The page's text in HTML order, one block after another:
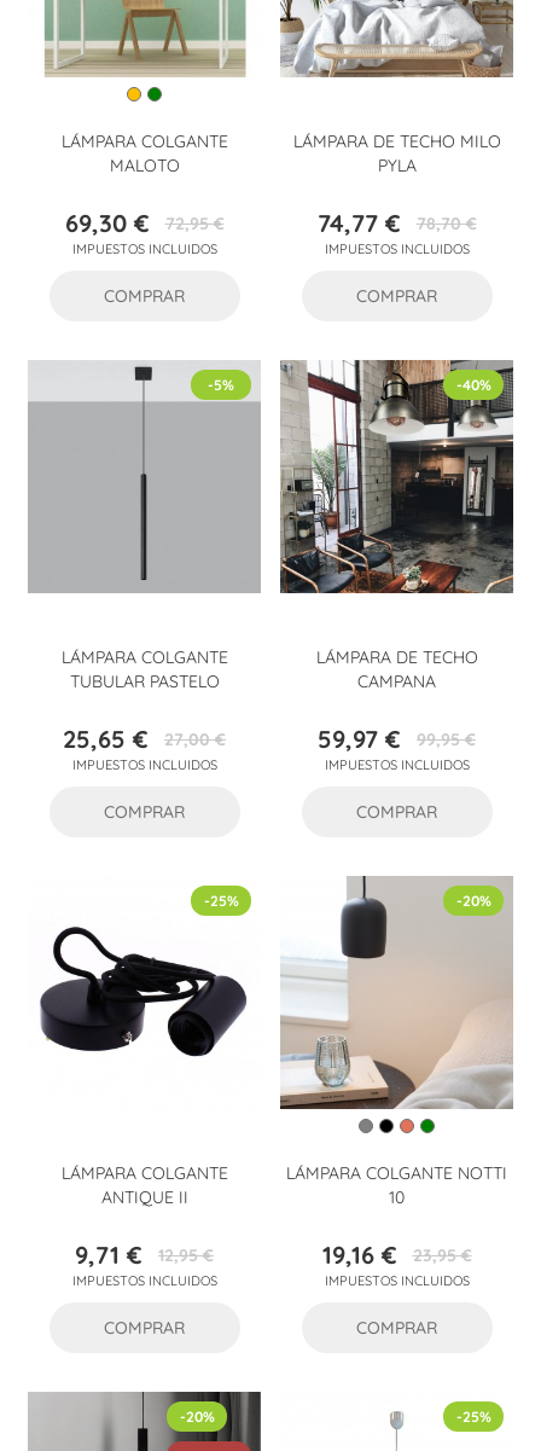
LÁMPARA COLGANTE
MALOTO
Precio
69,30 €Precio
base
72,95 €
IMPUESTOS INCLUIDOS
COMPRAR
LÁMPARA DE TECHO MILO
PYLA
Precio
74,77 €Precio
base
78,70 €
IMPUESTOS INCLUIDOS
COMPRAR
LÁMPARA COLGANTE
TUBULAR PASTELO
Precio
25,65 €Precio
base
27,00 €
IMPUESTOS INCLUIDOS
-5%
COMPRAR
LÁMPARA DE TECHO
CAMPANA
Precio
59,97 €Precio
base
99,95 €
IMPUESTOS INCLUIDOS
-40%
COMPRAR
LÁMPARA COLGANTE
ANTIQUE II
Precio
9,71 € Precio
base
12,95 €
IMPUESTOS INCLUIDOS
-25%
COMPRAR
LÁMPARA COLGANTE NOTTI
10
Precio
19,16 €Precio
base
23,95 €
IMPUESTOS INCLUIDOS
-20%
COMPRAR
-20% -25%